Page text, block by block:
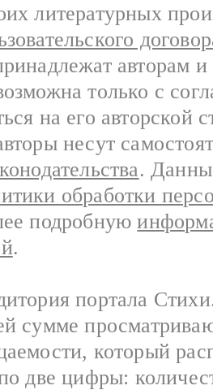
литературных
авторам
только с
на его авторской
несут
.
обработки
подробную
.
портала
сумме
который
две цифры: